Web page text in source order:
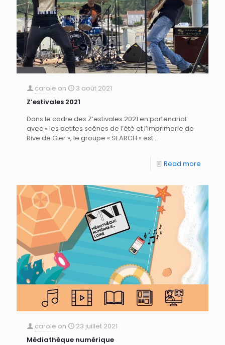
carole on
3 août 2021
Z’estivales 2021
Dans le cadre des Z’estivales 2021 en partenariat
avec « les petites scènes de l’été et l’imprimerie de
Rive de Gier », le groupe « SEARCH » est...
Read more
carole on
23 juillet 2021
Médiathèque numérique